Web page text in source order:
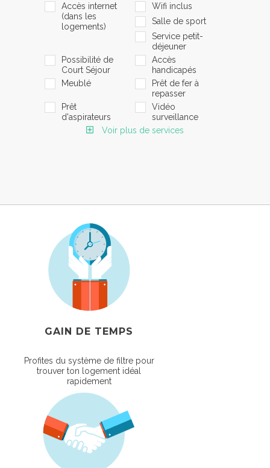
Accès internet
(dans les
logements)
Wifi inclus
Salle de sport
Service petit-
déjeuner
Possibilité de
Court Séjour
Accès
handicapés
Meublé
Prêt de fer à
repasser
Prêt
d'aspirateurs
Vidéo
surveillance
Voir plus de services
GAIN DE TEMPS
Profites du système de filtre pour
trouver ton logement idéal
rapidement